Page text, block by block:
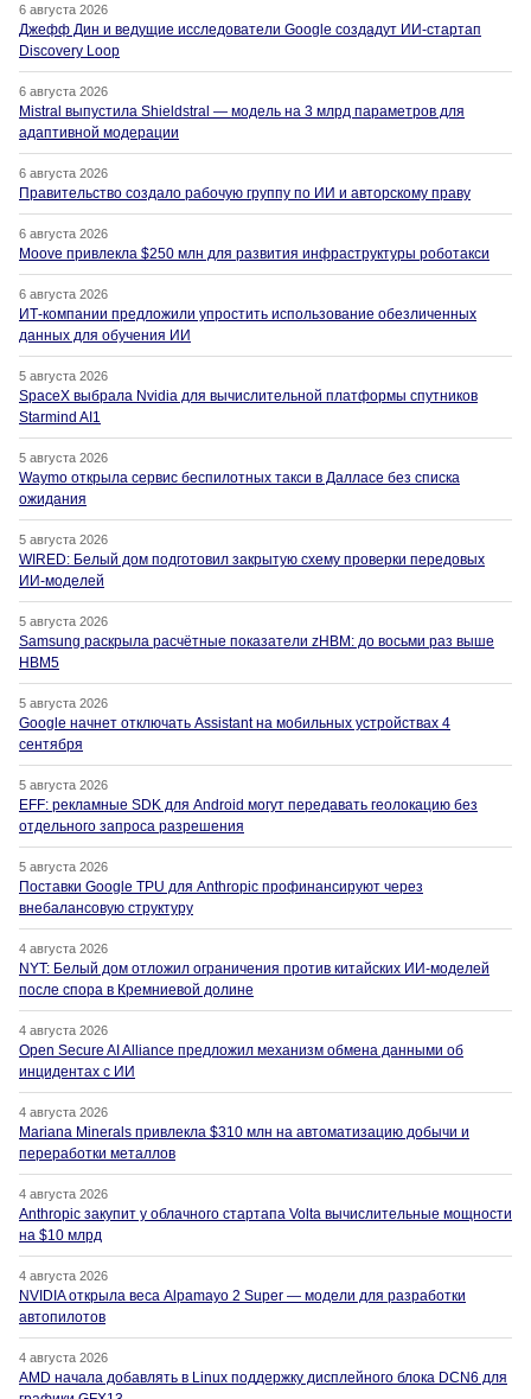
6 августа 2026
Джефф Дин и ведущие исследователи Google создадут ИИ-стартап
Discovery Loop
6 августа 2026
Mistral выпустила Shieldstral — модель на 3 млрд параметров для
адаптивной модерации
6 августа 2026
Правительство создало рабочую группу по ИИ и авторскому праву
6 августа 2026
Moove привлекла $250 млн для развития инфраструктуры роботакси
6 августа 2026
ИТ-компании предложили упростить использование обезличенных
данных для обучения ИИ
5 августа 2026
SpaceX выбрала Nvidia для вычислительной платформы спутников
Starmind AI1
5 августа 2026
Waymo открыла сервис беспилотных такси в Далласе без списка
ожидания
5 августа 2026
WIRED: Белый дом подготовил закрытую схему проверки передовых
ИИ-моделей
5 августа 2026
Samsung раскрыла расчётные показатели zHBM: до восьми раз выше
HBM5
5 августа 2026
Google начнет отключать Assistant на мобильных устройствах 4
сентября
5 августа 2026
EFF: рекламные SDK для Android могут передавать геолокацию без
отдельного запроса разрешения
5 августа 2026
Поставки Google TPU для Anthropic профинансируют через
внебалансовую структуру
4 августа 2026
NYT: Белый дом отложил ограничения против китайских ИИ-моделей
после спора в Кремниевой долине
4 августа 2026
Open Secure AI Alliance предложил механизм обмена данными об
инцидентах с ИИ
4 августа 2026
Mariana Minerals привлекла $310 млн на автоматизацию добычи и
переработки металлов
4 августа 2026
Anthropic закупит у облачного стартапа Volta вычислительные мощности
на $10 млрд
4 августа 2026
NVIDIA открыла веса Alpamayo 2 Super — модели для разработки
автопилотов
4 августа 2026
AMD начала добавлять в Linux поддержку дисплейного блока DCN6 для